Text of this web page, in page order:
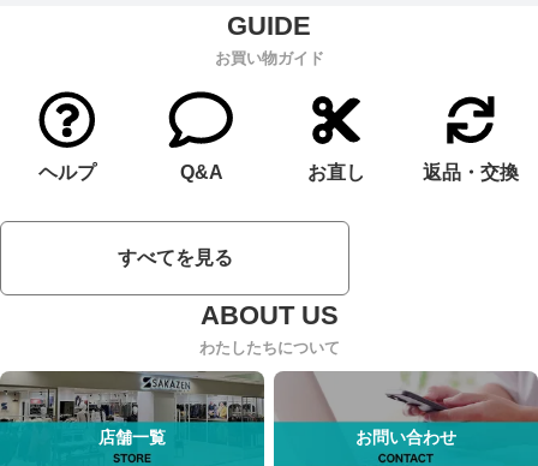
お買い物ガイド
ヘルプ Q&A お直し 返品・交換
すべてを見る
わたしたちについて
店舗一覧 お問い合わせ